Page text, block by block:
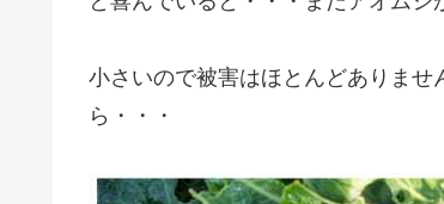
小さいので被害はほとんどありま
ら・・・